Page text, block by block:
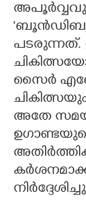
പടരുന്നത്.
ചികിത്സയോ
സൈർ
അതേ